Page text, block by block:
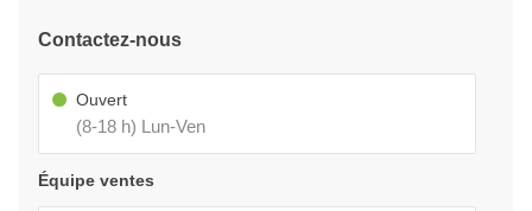
Contactez-nous
Ouvert
(8-18 h) Lun-Ven
Équipe ventes